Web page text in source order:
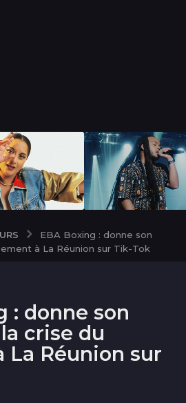
EBA Boxing : donne son
à La Réunion sur Tik-Tok
: donne son
crise du
La Réunion sur